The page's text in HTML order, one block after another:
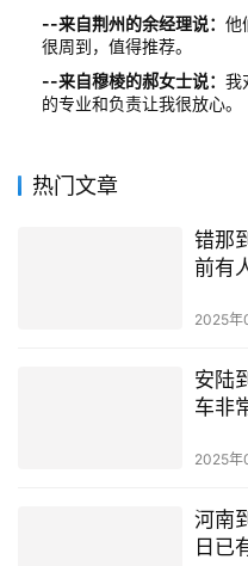
--来自荆州的余经理说： 他
很周到，值得推荐。
--来自穆棱的郝女士说： 我
的专业和负责让我很放心。
热门文章
错那
前有
2025年
安陆
车非
2025年
河南
日已